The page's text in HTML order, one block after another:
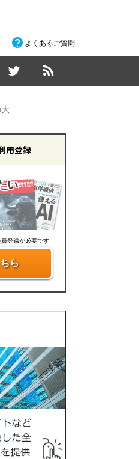
よくあるご質問
…
用登録
い
登録が必要です
ら